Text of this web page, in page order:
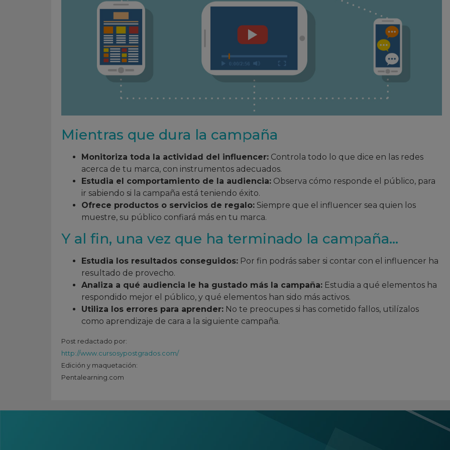
Mientras que dura la campaña
Monitoriza toda la actividad del influencer: Controla todo lo que dice en las redes
acerca de tu marca, con instrumentos adecuados.
Estudia el comportamiento de la audiencia: Observa cómo responde el público, para
ir sabiendo si la campaña está teniendo éxito.
Ofrece productos o servicios de regalo: Siempre que el influencer sea quien los
muestre, su público confiará más en tu marca.
Y al fin, una vez que ha terminado la campaña…
Estudia los resultados conseguidos: Por fin podrás saber si contar con el influencer ha
resultado de provecho.
Analiza a qué audiencia le ha gustado más la campaña: Estudia a qué elementos ha
respondido mejor el público, y qué elementos han sido más activos.
Utiliza los errores para aprender: No te preocupes si has cometido fallos, utilízalos
como aprendizaje de cara a la siguiente campaña.
Post redactado por:
http://www.cursosypostgrados.com/
Edición y maquetación:
Pentalearning.com